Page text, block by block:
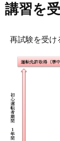
講習を
再試験を受け